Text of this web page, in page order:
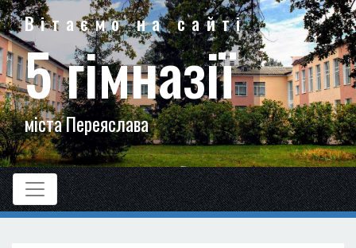
Вітаємо на сайті
5 гімназії
міста Переяслава